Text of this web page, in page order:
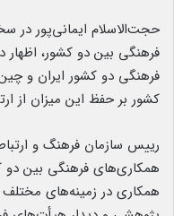
حجت‌الاسلام ایمانی‌پور در
فرهنگی بین دو کشور، اظهار
فرهنگی دو کشور ایران و
کشور بر حفظ این میزان از
رییس سازمان فرهنگ و
همکاری‌های فرهنگی بین دو
همکاری در زمینه‌های